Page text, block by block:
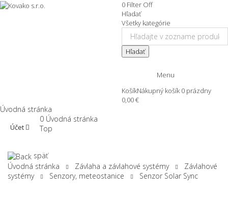
0 Filter Off
Hľadať
Všetky kategórie
Hľadať
Menu
KošíkNákupný košík 0 prázdny
0,00 €
Úvodná stránka
Účet
0 Úvodná stránka
Top
späť
Úvodná stránka
Závlaha a závlahové systémy
Závlahové
systémy
Senzory, meteostanice Senzor Solar Sync